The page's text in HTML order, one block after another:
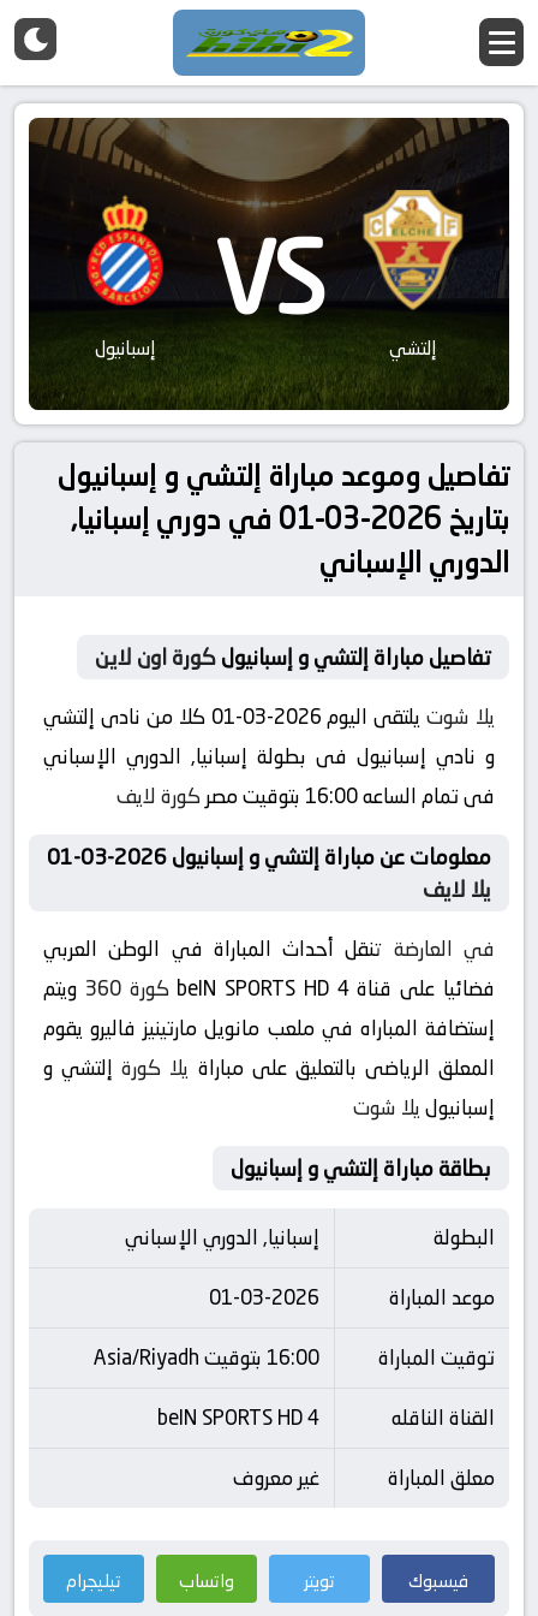
إلتشي VS إسبانيول
تفاصيل وموعد مباراة إلتشي و إسبانيول
بتاريخ 2026-03-01 في دوري إسبانيا,
الدوري الإسباني
تفاصيل مباراة إلتشي و إسبانيولكورة اون لاين
يلا شوت
يلتقى اليوم 2026-03-01 كلا من نادى إلتشي
و نادي إسبانيول فى بطولة إسبانيا, الدوري الإسباني
فى تمام الساعه 16:00 بتوقيت مصر
كورة لايف
معلومات عن مباراة إلتشي و إسبانيول 2026-03-01
يلا لايف
في العارضة تنقل أحداث المباراة في الوطن العربي
فضائيا على قناة beIN SPORTS HD 4
كورة 360
ويتم
إستضافة المباراه في ملعب مانويل مارتينيز فاليرو يقوم
المعلق الرياضى بالتعليق على مباراة يلا كورةإلتشي و
إسبانيوليلا شوت
بطاقة مباراة إلتشي و إسبانيول
البطولة
إسبانيا, الدوري الإسباني
موعد المباراة
01-03-2026
توقيت المباراة
16:00 بتوقيت Asia/Riyadh
القناة الناقله
beIN SPORTS HD 4
معلق المباراة
غير معروف
فيسبوك تويتر واتساب تيليجرام